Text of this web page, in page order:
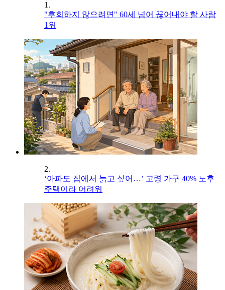
1.
"후회하지 않으려면" 60세 넘어 끊어내야 할 사람
1위
2.
‘아파도 집에서 늙고 싶어…’ 고령 가구 40% 노후
주택이라 어려워